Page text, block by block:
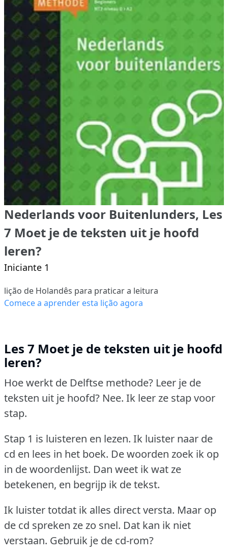
Nederlands voor Buitenlunders, Les
7 Moet je de teksten uit je hoofd
leren?
Iniciante 1
lição de Holandês para praticar a leitura
Comece a aprender esta lição agora
Les 7 Moet je de teksten uit je hoofd
leren?
Hoe werkt de Delftse methode? Leer je de
teksten uit je hoofd? Nee. Ik leer ze stap voor
stap.
Stap 1 is luisteren en lezen. Ik luister naar de
cd en lees in het boek. De woorden zoek ik op
in de woordenlijst. Dan weet ik wat ze
betekenen, en begrijp ik de tekst.
Ik luister totdat ik alles direct versta. Maar op
de cd spreken ze zo snel. Dat kan ik niet
verstaan. Gebruik je de cd-rom?